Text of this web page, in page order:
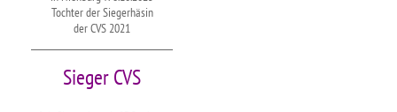
Tochter der Siegerhäsin
der CVS 2021
Sieger CVS